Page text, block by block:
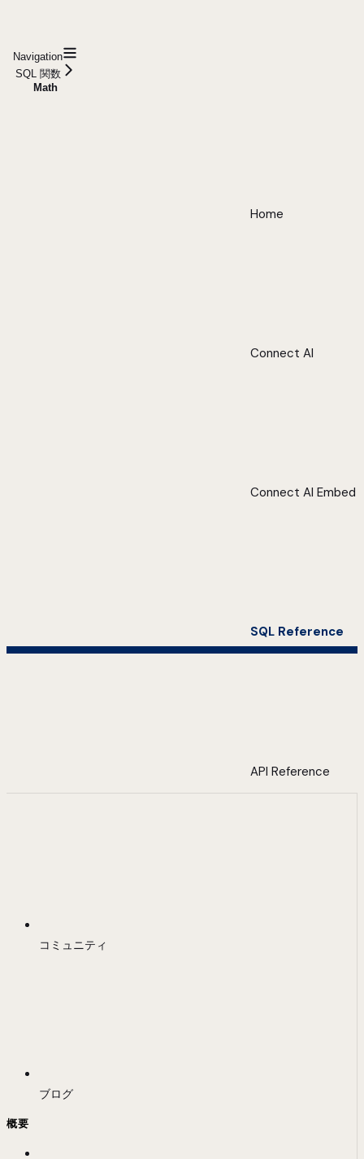
Navigation
SQL 関数
Math
Home
Connect AI
Connect AI Embed
SQL Reference
API Reference
コミュニティ
ブログ
概要